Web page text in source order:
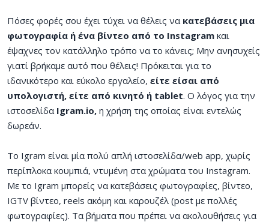
Πόσες φορές σου έχει τύχει να θέλεις να κατεβάσεις μια
φωτογραφία ή ένα βίντεο από το Instagram και
έψαχνες τον κατάλληλο τρόπο να το κάνεις; Μην ανησυχείς
γιατί βρήκαμε αυτό που θέλεις! Πρόκειται για το
ιδανικότερο και εύκολο εργαλείο, είτε είσαι από
υπολογιστή, είτε από κινητό ή tablet. Ο λόγος για την
ιστοσελίδα Igram.io, η χρήση της οποίας είναι εντελώς
δωρεάν.
Το Igram είναι μία πολύ απλή ιστοσελίδα/web app, χωρίς
περίπλοκα κουμπιά, ντυμένη στα χρώματα του Instagram.
Με το Igram μπορείς να κατεβάσεις φωτογραφίες, βίντεο,
IGTV βίντεο, reels ακόμη και καρουζέλ (post με πολλές
φωτογραφίες). Τα βήματα που πρέπει να ακολουθήσεις για